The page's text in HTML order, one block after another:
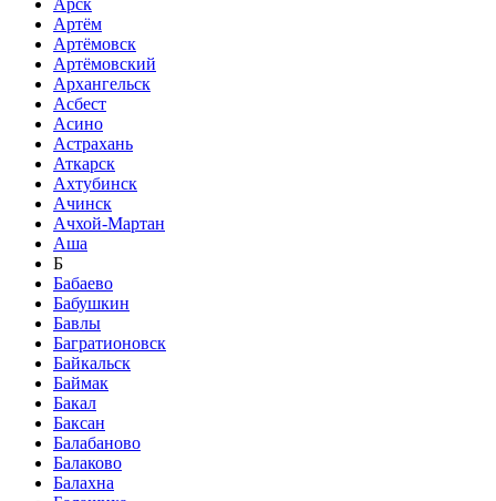
Артём
Артёмовск
Артёмовский
Архангельск
Асбест
Асино
Астрахань
Аткарск
Ахтубинск
Ачинск
Ачхой-Мартан
Аша
Б
Бабаево
Бабушкин
Бавлы
Багратионовск
Байкальск
Баймак
Бакал
Баксан
Балабаново
Балаково
Балахна